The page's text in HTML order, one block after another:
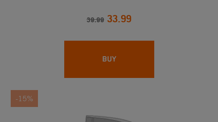
39.99 33.99
BUY
-15%